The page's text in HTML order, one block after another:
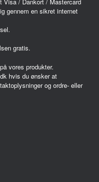
gennem en sikret internet
gratis.
vores produkter.
hvis du ønsker at
og ordre- eller